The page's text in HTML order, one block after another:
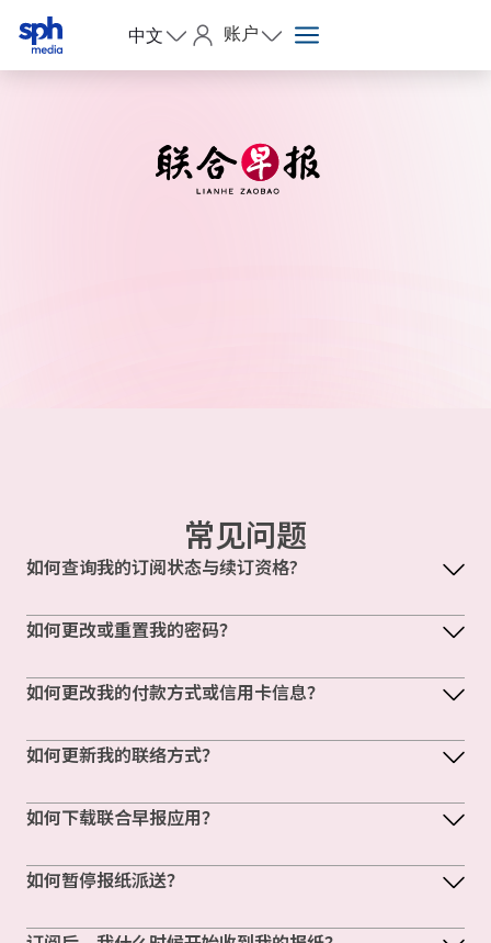
中文 账户
常见问题
如何查询我的订阅状态与续订资格?
如何更改或重置我的密码？
如何更改我的付款方式或信用卡信息？
如何更新我的联络方式？
如何下载联合早报应用？
如何暂停报纸派送？